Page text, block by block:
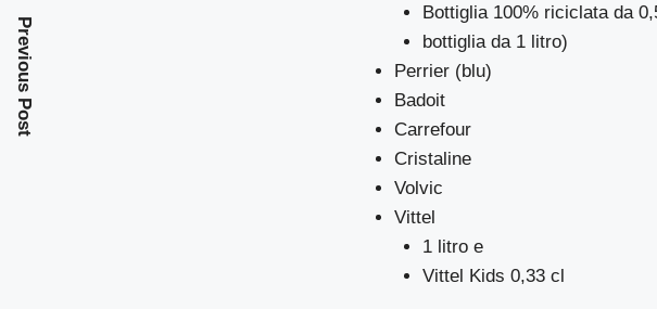
Bottiglia 100% riciclata da
bottiglia da 1 litro)
Perrier (blu)
Badoit
Carrefour
Cristaline
Volvic
Vittel
1 litro e
Vittel Kids 0,33 cl
Previous Post